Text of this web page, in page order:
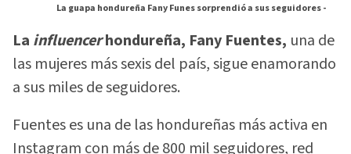
La guapa hondureña Fany Funes sorprendió a sus seguidores -
La influencerhondureña, Fany Fuentes, una de
las mujeres más sexis del país, sigue enamorando
a sus miles de seguidores.
Fuentes es una de las hondureñas más activa en
Instagram con más de 800 mil seguidores, red